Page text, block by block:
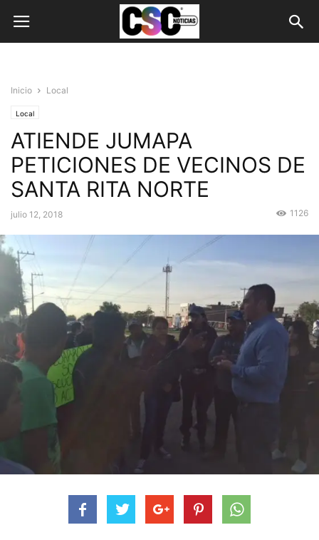
Inicio Local
Local
ATIENDE JUMAPA
PETICIONES DE VECINOS DE
SANTA RITA NORTE
julio 12, 2018 1126